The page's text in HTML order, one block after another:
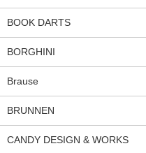
BOOK DARTS
BORGHINI
Brause
BRUNNEN
CANDY DESIGN & WORKS